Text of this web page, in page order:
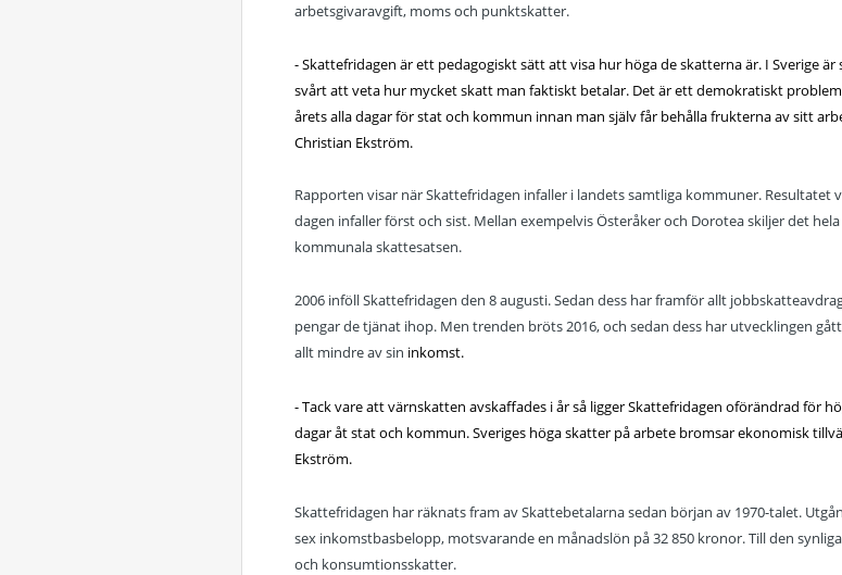
arbetsgivaravgift, moms och punktskatter.
- Skattefridagen är ett pedagogiskt sätt att visa hur höga de skatterna är. I Sverige
svårt att veta hur mycket skatt man faktiskt betalar. Det är ett demokratiskt
årets alla dagar för stat och kommun innan man själv får behålla frukterna av sitt
Christian Ekström.
Rapporten visar när Skattefridagen infaller i landets samtliga kommuner.
dagen infaller först och sist. Mellan exempelvis Österåker och Dorotea skiljer det
kommunala skattesatsen.
2006 inföll Skattefridagen den 8 augusti. Sedan dess har framför allt
pengar de tjänat ihop. Men trenden bröts 2016, och sedan dess har utvecklingen
allt mindre av sin inkomst.
- Tack vare att värnskatten avskaffades i år så ligger Skattefridagen oförändrad för
dagar åt stat och kommun. Sveriges höga skatter på arbete bromsar ekonomisk
Ekström.
Skattefridagen har räknats fram av Skattebetalarna sedan början av 1970-talet.
sex inkomstbasbelopp, motsvarande en månadslön på 32 850 kronor. Till den
och konsumtionsskatter.